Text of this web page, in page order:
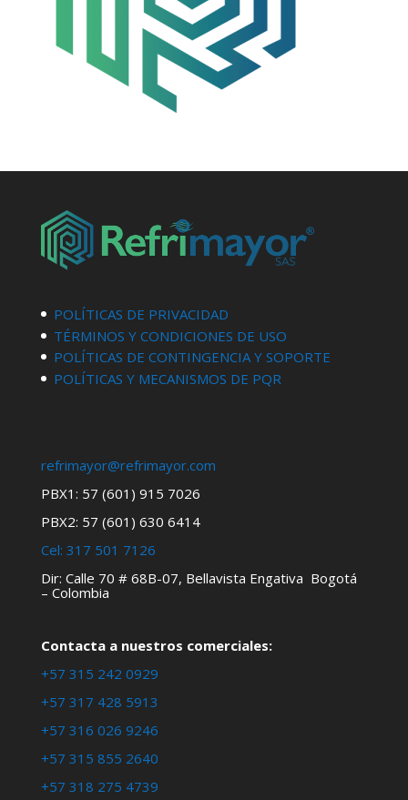
POLÍTICAS DE PRIVACIDAD
TÉRMINOS Y CONDICIONES DE USO
POLÍTICAS DE CONTINGENCIA Y SOPORTE
POLÍTICAS Y MECANISMOS DE PQR
refrimayor@refrimayor.com
PBX1: 57 (601) 915 7026
PBX2: 57 (601) 630 6414
Cel: 317 501 7126
Dir: Calle 70 # 68B-07, Bellavista Engativa Bogotá
– Colombia
Contacta a nuestros comerciales:
+57 315 242 0929
+57 317 428 5913
+57 316 026 9246
+57 315 855 2640
+57 318 275 4739